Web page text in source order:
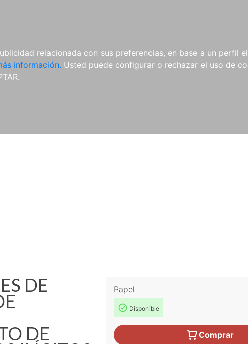
relacionada con sus preferencias, en base a un perfil
información. Usted puede configurar o rechazar el uso de
Colecciones
DE
DE
Papel
Disponible
Comprar